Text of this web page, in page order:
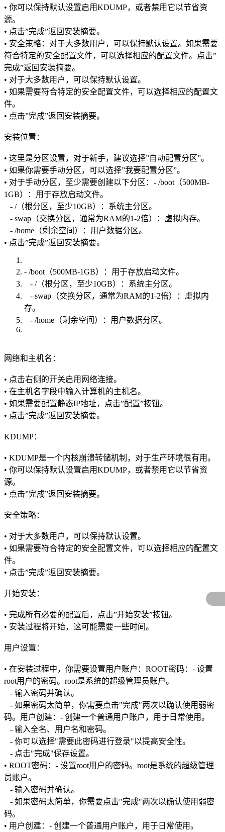
• 你可以保持默认设置启用KDUMP，或者禁用它以节省资
源。
• 点击”完成”返回安装摘要。
• 安全策略：对于大多数用户，可以保持默认设置。如果需要
符合特定的安全配置文件，可以选择相应的配置文件。点击”
完成”返回安装摘要。
• 对于大多数用户，可以保持默认设置。
• 如果需要符合特定的安全配置文件，可以选择相应的配置文
件。
• 点击”完成”返回安装摘要。
安装位置：
• 这里是分区设置，对于新手，建议选择”自动配置分区”。
• 如果你需要手动分区，可以选择”我要配置分区”。
• 对于手动分区，至少需要创建以下分区：- /boot（500MB-
1GB）：用于存放启动文件。
- /（根分区，至少10GB）：系统主分区。
- swap（交换分区，通常为RAM的1-2倍）：虚拟内存。
- /home（剩余空间）：用户数据分区。
• 点击”完成”返回安装摘要。
- /boot（500MB-1GB）：用于存放启动文件。
- /（根分区，至少10GB）：系统主分区。
- swap（交换分区，通常为RAM的1-2倍）：虚拟内
存。
- /home（剩余空间）：用户数据分区。
网络和主机名：
• 点击右侧的开关启用网络连接。
• 在主机名字段中输入计算机的主机名。
• 如果需要配置静态IP地址，点击”配置”按钮。
• 点击”完成”返回安装摘要。
KDUMP：
• KDUMP是一个内核崩溃转储机制，对于生产环境很有用。
• 你可以保持默认设置启用KDUMP，或者禁用它以节省资
源。
• 点击”完成”返回安装摘要。
安全策略：
• 对于大多数用户，可以保持默认设置。
• 如果需要符合特定的安全配置文件，可以选择相应的配置文
件。
• 点击”完成”返回安装摘要。
开始安装：
• 完成所有必要的配置后，点击”开始安装”按钮。
• 安装过程将开始，这可能需要一些时间。
用户设置：
• 在安装过程中，你需要设置用户账户：ROOT密码：- 设置
root用户的密码。root是系统的超级管理员账户。
- 输入密码并确认。
- 如果密码太简单，你需要点击"完成"两次以确认使用弱密
码。用户创建：- 创建一个普通用户账户，用于日常使用。
- 输入全名、用户名和密码。
- 你可以选择"需要此密码进行登录"以提高安全性。
- 点击"完成"保存设置。
• ROOT密码：- 设置root用户的密码。root是系统的超级管理
员账户。
- 输入密码并确认。
- 如果密码太简单，你需要点击"完成"两次以确认使用弱密
码。
• 用户创建：- 创建一个普通用户账户，用于日常使用。